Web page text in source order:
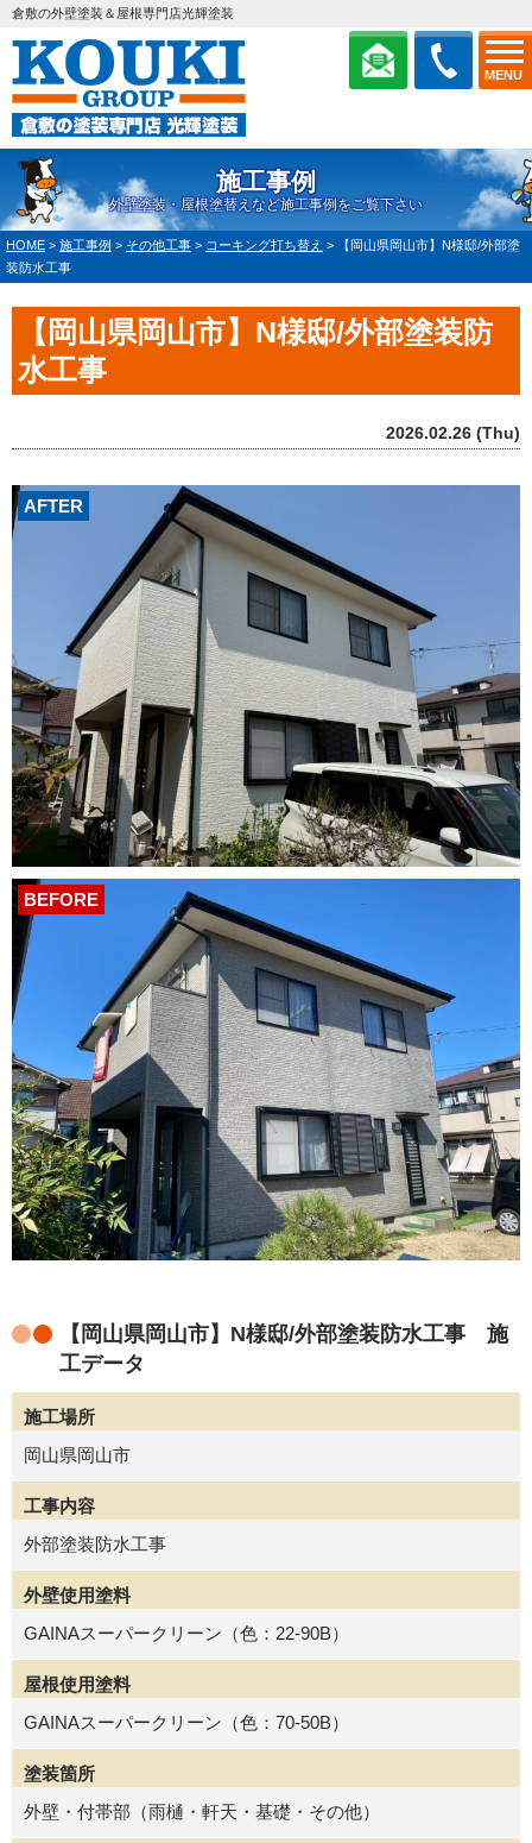
MENU
倉敷の外壁塗装＆屋根専門店光輝塗装
施工事例
外壁塗装・屋根塗替えなど施工事例をご覧下さい
HOME > 施工事例 > その他工事 > コーキング打ち替え >
【岡山県岡山市】N様邸/外部塗
装防水工事
【岡山県岡山市】N様邸/外部塗装防
水工事
2026.02.26 (Thu)
AFTER
BEFORE
【岡山県岡山市】N様邸/外部塗装防水工事 施
工データ
施工場所
岡山県岡山市
工事内容
外部塗装防水工事
外壁使用塗料
GAINAスーパークリーン（色：22-90B）
屋根使用塗料
GAINAスーパークリーン（色：70-50B）
塗装箇所
外壁・付帯部（雨樋・軒天・基礎・その他）